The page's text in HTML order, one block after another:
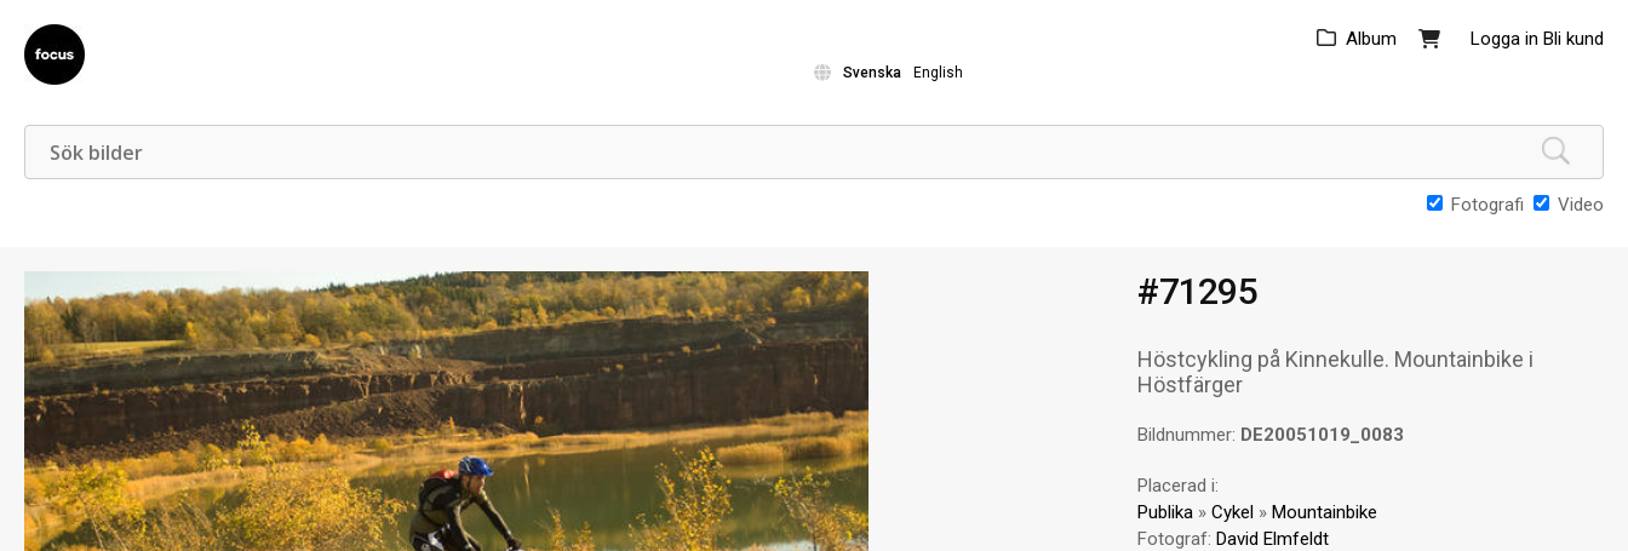
Logga in Bli kund
Album
Svenska English
Fotografi Video
#71295
Höstcykling på Kinnekulle. Mountainbike i
Höstfärger
Bildnummer: DE20051019_0083
Placerad i:
Publika »Cykel »Mountainbike
Fotograf:David Elmfeldt